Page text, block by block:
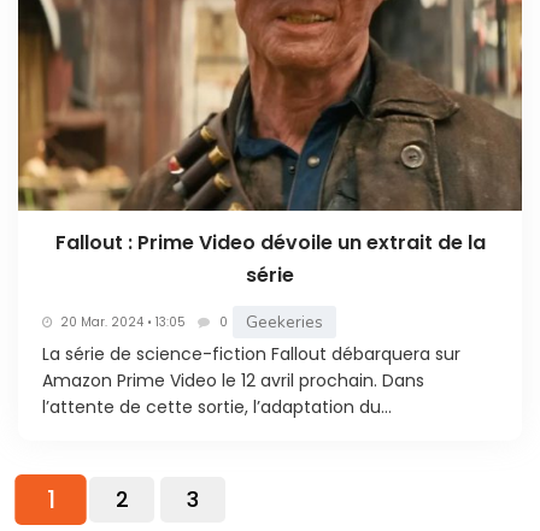
Fallout : Prime Video dévoile un extrait de la
série
20 Mar. 2024 • 13:05 0 Geekeries
La série de science-fiction Fallout débarquera sur
Amazon Prime Video le 12 avril prochain. Dans
l’attente de cette sortie, l’adaptation du...
1 2 3